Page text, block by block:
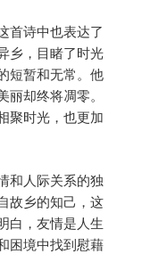
首诗中也表达了
乡，目睹了时光
短暂和无常。他
却终将凋零。
聚时光，也更加
和人际关系的独
故乡的知己，这
白，友情是人生
困境中找到慰藉